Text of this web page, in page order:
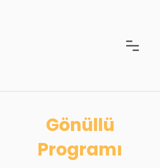
Gönüllü
Programı